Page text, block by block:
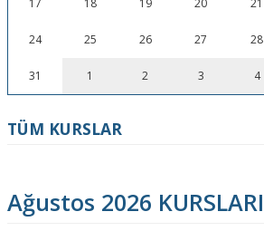
17 18 19 20 21
24 25 26 27 28
31 1 2 3 4
TÜM KURSLAR
Ağustos 2026 KURSLARI